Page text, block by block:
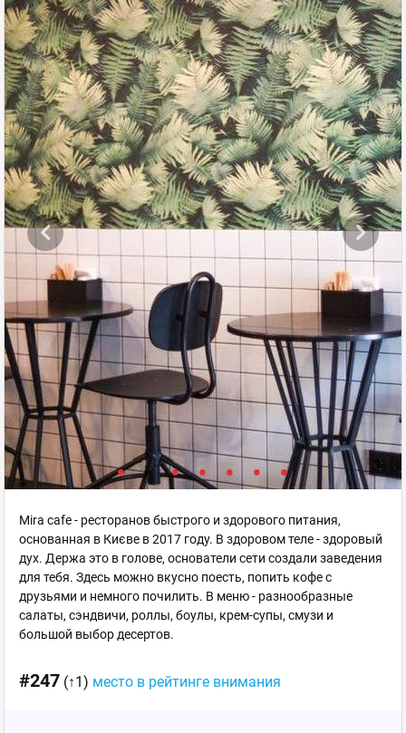
Mira cafe - ресторанов быстрого и здорового питания,
основанная в Києве в 2017 году. В здоровом теле - здоровый
дух. Держа это в голове, основатели сети создали заведения
для тебя. Здесь можно вкусно поесть, попить кофе с
друзьями и немного почилить. В меню - разнообразные
салаты, сэндвичи, роллы, боулы, крем-супы, смузи и
большой выбор десертов.
#247 (↑1) место в рейтинге внимания